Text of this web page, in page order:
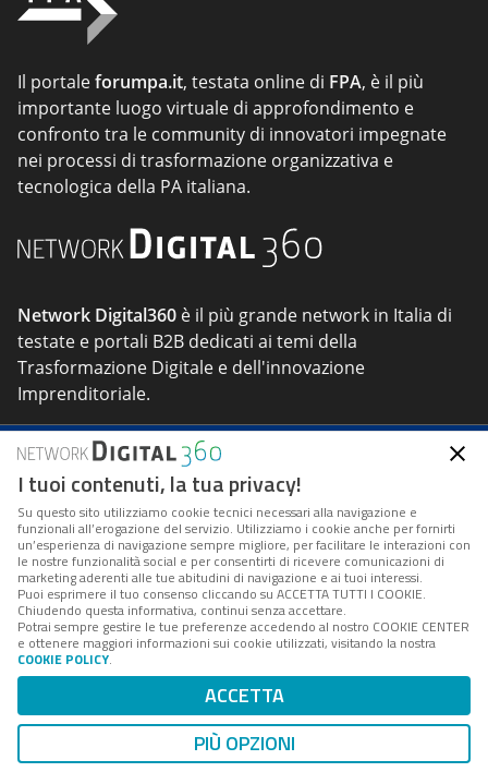
Il portaleforumpa.it, testata online di FPA, è il più
importante luogo virtuale di approfondimento e
confronto tra le community di innovatori impegnate
nei processi di trasformazione organizzativa e
tecnologica della PA italiana.
Network Digital360 è il più grande network in Italia di
testate e portali B2B dedicati ai temi della
Trasformazione Digitale e dell'innovazione
Imprenditoriale.
Seguici
About Tags Privacy & Cookie Cookie Center
Indirizzo:Via del Porto Fluviale 67/d – 00154 Roma
info@forumpa.it- tel. 06 684251 - fax. 06
68425433
I tuoi contenuti, la tua privacy!
Su questo sito utilizziamo cookie tecnici necessari alla navigazione e
funzionali all’erogazione del servizio. Utilizziamo i cookie anche per fornirti
un’esperienza di navigazione sempre migliore, per facilitare le interazioni con
le nostre funzionalità social e per consentirti di ricevere comunicazioni di
marketing aderenti alle tue abitudini di navigazione e ai tuoi interessi.
Puoi esprimere il tuo consenso cliccando su ACCETTA TUTTI I COOKIE.
Chiudendo questa informativa, continui senza accettare.
Potrai sempre gestire le tue preferenze accedendo al nostro COOKIE CENTER
e ottenere maggiori informazioni sui cookie utilizzati, visitando la nostra
COOKIE POLICY.
ACCETTA
PIÙ OPZIONI